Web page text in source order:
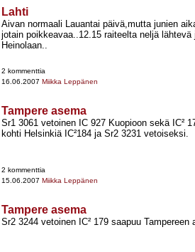
Lahti
Aivan normaali Lauantai päivä,mutta junien
jotain poikkeavaa..12.15 raiteelta neljä lähtevä
Heinolaan..
2 kommenttia
16.06.2007 Miikka Leppänen
Tampere asema
Sr1 3061 vetoinen IC 927 Kuopioon sekä IC²
kohti Helsinkiä IC²184 ja Sr2 3231 vetoiseksi.
2 kommenttia
15.06.2007 Miikka Leppänen
Tampere asema
Sr2 3244 vetoinen IC² 179 saapuu Tampereen